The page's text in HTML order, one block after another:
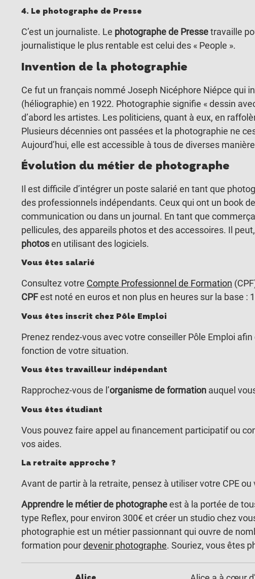
4. Le photographe de Presse
C’est un journaliste. Le photographe de Pressetravaille
journalistique le plus rentable est celui des « People ».
Invention de la photographie
Ce fut un français nommé Joseph Nicéphore Niépce qui
(héliographie) en 1922. Photographie signifie « dessin
d’abord les artistes. Les politiciens, quant à eux, en
Plusieurs décennies ont passées et la photographie ne
Aujourd’hui, elle est accessible à tous de diverses
Évolution du métier de photographe
Il est difficile d’intégrer un poste salarié en tant que
des professionnels indépendants. Ceux qui ont un book
communication ou dans un journal. En tant que
pellicules, des appareils photos et des accessoires. Il
photosen utilisant des logiciels.
Vous êtes salarié
Consultez votre Compte Professionnel de Formation
CPFest noté en euros et non plus en heures sur la base :
Vous êtes inscrit chez Pôle Emploi
Prenez rendez-vous avec votre conseiller Pôle Emploi
fonction de votre situation.
Vous êtes travailleur indépendant
Rapprochez-vous de l’organisme de formation auquel
Vous êtes étudiant
Vous pouvez faire appel au financement participatif ou
vos aides.
La retraite approche ?
Avant de partir à la retraite, pensez à utiliser votre CPE
Apprendre le métier de photographeest à la portée de
type Reflex, pour environ 300€ et créer un studio chez
photographie est un métier passionnant qui ouvre de
formation pourdevenir photographe. Souriez, vous êtes